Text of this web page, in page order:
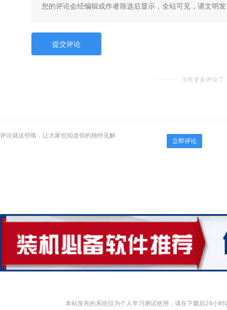
没有更多评论了
评论就这些咯，让大家也知道你的独特见解
立即评论
本站发布的系统仅为个人学习测试使用，请在下载后24小